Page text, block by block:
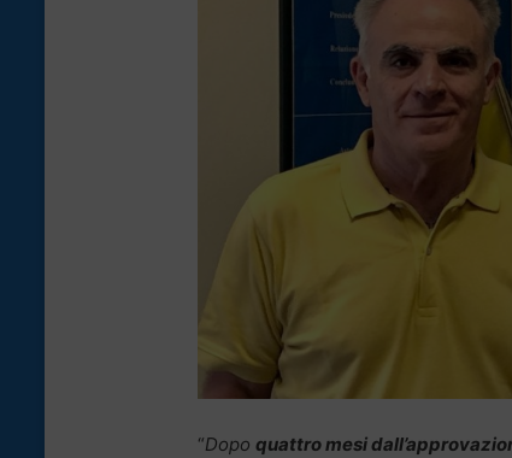
“Dopo quattro mesi